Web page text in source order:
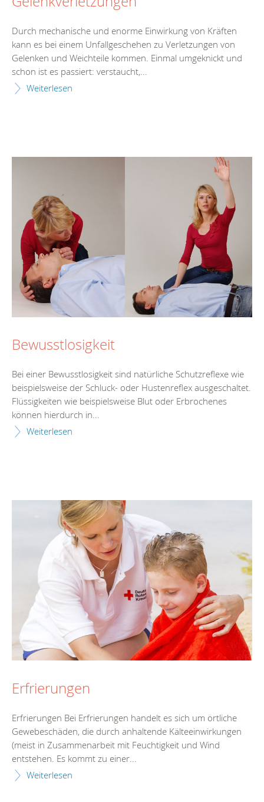
Durch mechanische und enorme Einwirkung von Kräften
kann es bei einem Unfallgeschehen zu Verletzungen von
Gelenken und Weichteile kommen. Einmal umgeknickt und
schon ist es passiert: verstaucht,...
Weiterlesen
Bewusstlosigkeit
Bei einer Bewusstlosigkeit sind natürliche Schutzreflexe wie
beispielsweise der Schluck- oder Hustenreflex ausgeschaltet.
Flüssigkeiten wie beispielsweise Blut oder Erbrochenes
können hierdurch in...
Weiterlesen
Erfrierungen
Erfrierungen Bei Erfrierungen handelt es sich um örtliche
Gewebeschäden, die durch anhaltende Kälteeinwirkungen
(meist in Zusammenarbeit mit Feuchtigkeit und Wind
entstehen. Es kommt zu einer...
Weiterlesen